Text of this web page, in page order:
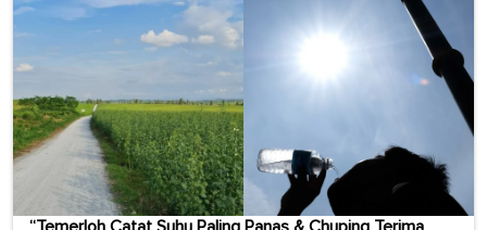
“Temerloh Catat Suhu Paling Panas & Chuping Terima